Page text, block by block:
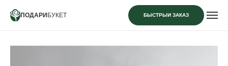
ПОДАРИ БУКЕТ БЫСТРЫЙ ЗАКАЗ